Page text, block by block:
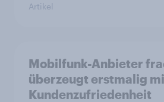
Artikel
Mobilfunk-Anbieter
überzeugt erstmalig
Kundenzufriedenheit